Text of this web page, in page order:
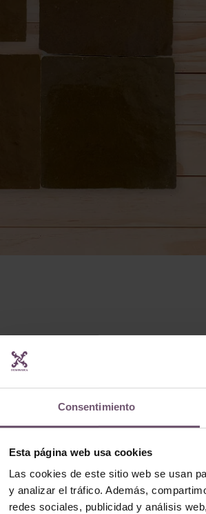
Consentimiento
Esta página web usa cookies
Las cookies de este sitio web se usan
y analizar el tráfico. Además,
redes sociales, publicidad y análisis